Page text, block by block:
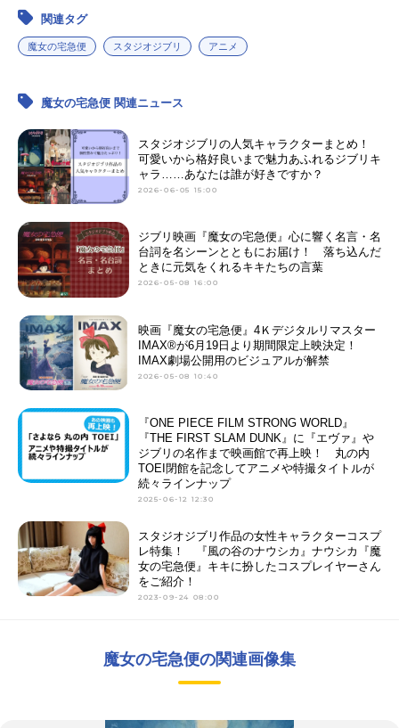
関連タグ
魔女の宅急便 スタジオジブリ アニメ
魔女の宅急便 関連ニュース
スタジオジブリの人気キャラクターまとめ！
可愛いから格好良いまで魅力あふれるジブリキ
ャラ……あなたは誰が好きですか？
2026-06-05 15:00
ジブリ映画『魔女の宅急便』心に響く名言・名
台詞を名シーンとともにお届け！ 落ち込んだ
ときに元気をくれるキキたちの言葉
2026-05-08 16:00
映画『魔女の宅急便』4Ｋデジタルリマスター
IMAX®が6月19日より期間限定上映決定！
IMAX劇場公開用のビジュアルが解禁
2026-05-08 10:40
『ONE PIECE FILM STRONG WORLD』
『THE FIRST SLAM DUNK』に『エヴァ』や
ジブリの名作まで映画館で再上映！ 丸の内
TOEI閉館を記念してアニメや特撮タイトルが
続々ラインナップ
2025-06-12 12:30
スタジオジブリ作品の女性キャラクターコスプ
レ特集！ 『風の谷のナウシカ』ナウシカ『魔
女の宅急便』キキに扮したコスプレイヤーさん
をご紹介！
2023-09-24 08:00
魔女の宅急便の関連画像集